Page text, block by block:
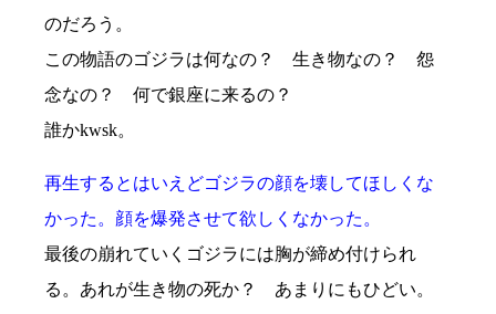
のだろう。
この物語のゴジラは何なの？ 生き物なの？ 怨
念なの？ 何で銀座に来るの？
誰かkwsk。
再生するとはいえどゴジラの顔を壊してほしくな
かった。顔を爆発させて欲しくなかった。
最後の崩れていくゴジラには胸が締め付けられ
る。あれが生き物の死か？ あまりにもひどい。